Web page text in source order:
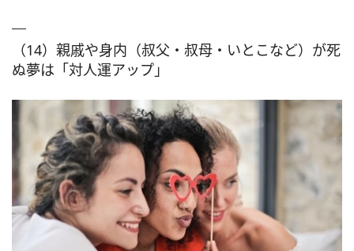
（14）親戚や身内（叔父・叔母・いとこなど）が死
ぬ夢は「対人運アップ」